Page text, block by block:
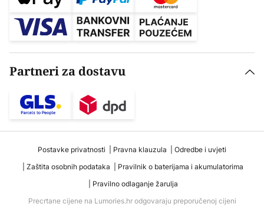
Partneri za dostavu
Postavke privatnosti Pravna klauzula
Odredbe i uvjeti
Zaštita osobnih podataka
Pravilnik o baterijama i akumulatorima
Pravilno odlaganje žarulja
Precrtane cijene na Lumories.hr odgovaraju preporučenoj cijeni